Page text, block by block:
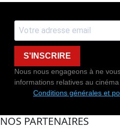
S'INSCRIRE
Nous nous engageons à ne
informations relatives au cinéma
Conditions générales et
NOS PARTENAIRES